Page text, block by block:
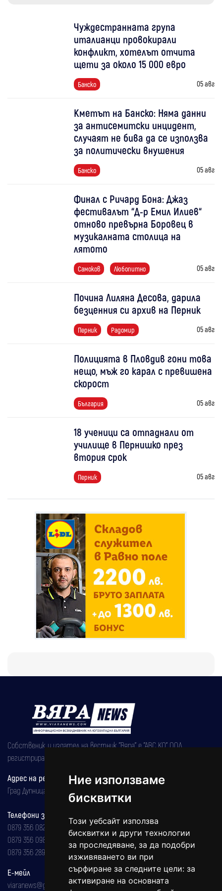
Ние използваме
бисквитки
Този уебсайт използва
бисквитки и други технологии
за проследяване, за да подобри
изживяването ви при
сърфиране за следните цели: за
активиране на основната
Чуждестранната група
италианци провокирали
конфликт, хотелът отчита
щети за около 15 000 евро
Банско 05 авг
Кметът на Банско: Няма данни
за антисемитски инцидент,
случаят не бива да се използва
за политически внушения
Банско 05 авг
Финал с Ричард Бона: Джаз
фестивалът “Д-р Емил Илиев“
отново превърна Боровец в
музикалната столица на
лятото
Самоков Любопитно 05 авг
Почина Лиляна Десова, дарила
безценния си архив на Перник
Перник Радомир 05 авг
Полицията в Пловдив гони това
нещо, мъж го карал с превишена
скорост
България 05 авг
18 ученици са отпаднали от
училище в Пернишко през
втория срок
Перник 05 авг
Собственик и издател на вестник "Вяра" е "АВС КО" ООД,
регистрирана на 08.05.2002 година.
Адрес на редакцията
Град Дупница, ул.''Христо Ботев" 43
Телефони за реклама и абонаменти
0879 356 082
0879 356 098
0879 356 289
Е-мейл
viaranews@gmail.com